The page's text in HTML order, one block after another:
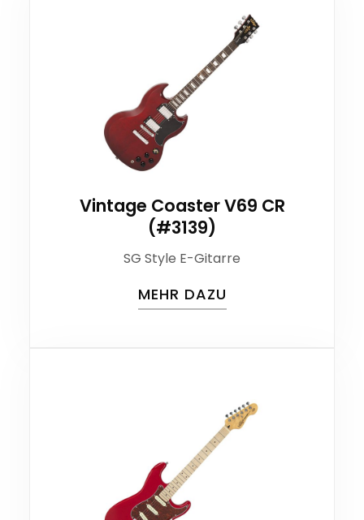
Vintage Coaster V69 CR
(#3139)
SG Style E-Gitarre
MEHR DAZU